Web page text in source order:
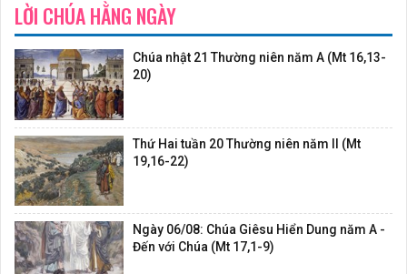
LỜI CHÚA HẰNG NGÀY
Chúa nhật 21 Thường niên năm A (Mt 16,13-
20)
Thứ Hai tuần 20 Thường niên năm II (Mt
19,16-22)
Ngày 06/08: Chúa Giêsu Hiển Dung năm A -
Đến với Chúa (Mt 17,1-9)